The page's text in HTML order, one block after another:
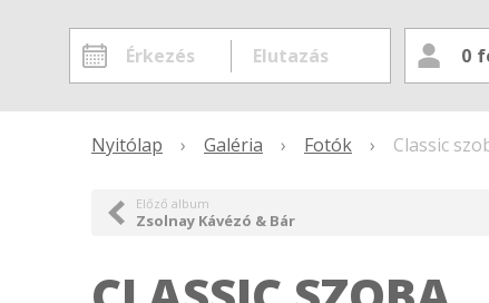
0
Nyitólap › Galéria › Fotók › Classic
Előző album
Zsolnay Kávézó & Bár